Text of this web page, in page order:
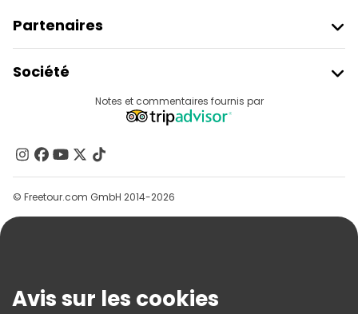
Partenaires
Connexion Du Fournisseur
Programme D’affiliation
Société
Contactez-Nous
Groupes
Aide
Conditions Générales Et Mentions Légales
Notes et commentaires fournis par
© Freetour.com GmbH 2014-2026
Avis sur les cookies